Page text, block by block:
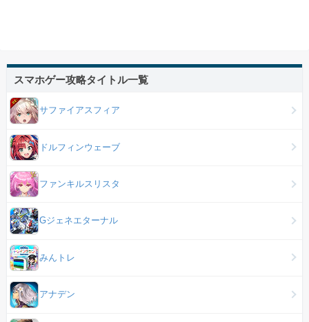
スマホゲー攻略タイトル一覧
サファイアスフィア
ドルフィンウェーブ
ファンキルスリスタ
Gジェネエターナル
みんトレ
アナデン